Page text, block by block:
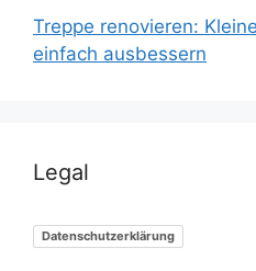
Treppe renovieren:
einfach ausbessern
Legal
Datenschutzerklärung